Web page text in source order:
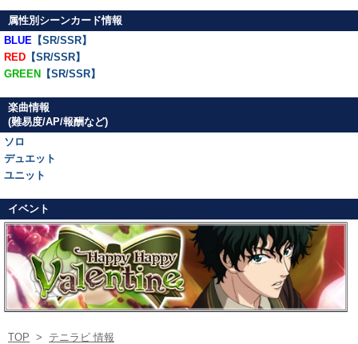
属性別シーンカード情報
BLUE 【SR/SSR】
RED 【SR/SSR】
GREEN 【SR/SSR】
楽曲情報
(難易度/AP/報酬など)
ソロ
デュエット
ユニット
イベント
TOP > テニラビ 情報